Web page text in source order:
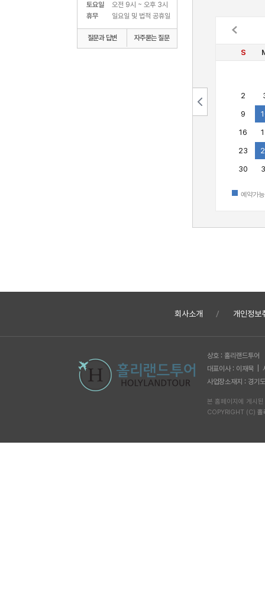
토요일
오전 9시 ~ 오후 3시
휴무
일요일 및 법적 공휴일
질문과 답변 자주묻는 질문
S
2
9
16
23
30
예약가능
회사소개 개인정보
상호 : 홀리랜드투어
대표이사 : 이재묵
사업장소재지 : 경
본 홈페이지에 게시
COPYRIGHT (C) 홀